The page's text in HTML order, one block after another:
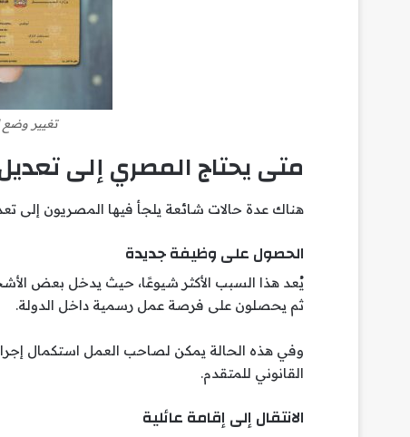
تغيير وضع
متى يحتاج المصري إلى
هناك عدة حالات شائعة يلجأ فيها المصريون إلى
الحصول على وظيفة جديدة
يُعد هذا السبب الأكثر شيوعًا، حيث يدخل بعض
ثم يحصلون على فرصة عمل رسمية داخل الدولة.
وفي هذه الحالة يمكن لصاحب العمل استكمال
القانوني للمتقدم.
الانتقال إلى إقامة عائلية